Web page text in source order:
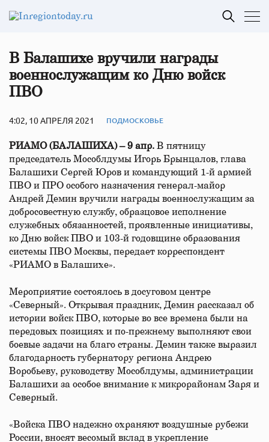
В Балашихе вручили награды
военнослужащим ко Дню войск
ПВО
4:02, 10 АПРЕЛЯ 2021 ПОДМОСКОВЬЕ
РИАМО (БАЛАШИХА) – 9 апр. В пятницу
председатель Мособлдумы Игорь Брынцалов, глава
Балашихи Сергей Юров и командующий 1-й армией
ПВО и ПРО особого назначения генерал-майор
Андрей Демин вручили награды военнослужащим за
добросовестную службу, образцовое исполнение
служебных обязанностей, проявленные инициативы,
ко Дню войск ПВО и 103-й годовщине образования
системы ПВО Москвы, передает корреспондент
«РИАМО в Балашихе».
Мероприятие состоялось в досуговом центре
«Северный». Открывая праздник, Демин рассказал об
истории войск ПВО, которые во все времена были на
передовых позициях и по-прежнему выполняют свои
боевые задачи на благо страны. Демин также выразил
благодарность губернатору региона Андрею
Воробьеву, руководству Мособлдумы, администрации
Балашихи за особое внимание к микрорайонам Заря и
Северный.
«Войска ПВО надежно охраняют воздушные рубежи
России, вносят весомый вклад в укрепление